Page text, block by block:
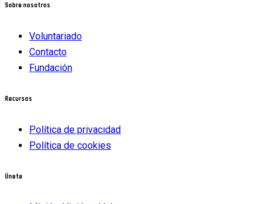
Sobre nosotros
Voluntariado
Contacto
Fundación
Recursos
Política de privacidad
Política de cookies
Únete